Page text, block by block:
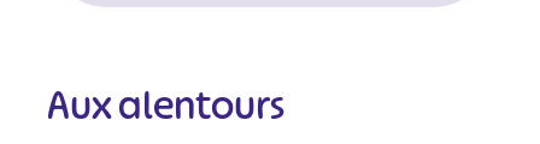
Aux alentours